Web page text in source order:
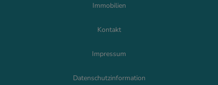
Immobilien
Kontakt
Impressum
Datenschutzinformation